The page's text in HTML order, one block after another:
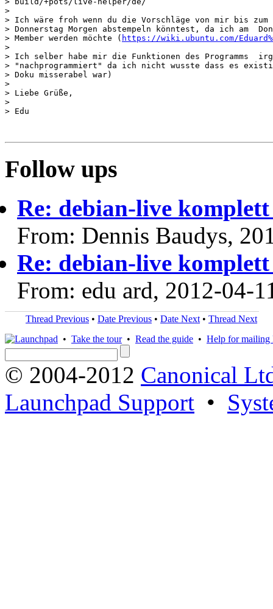
>
> Ich wäre froh wenn du die Vorschläge von mir bis
> Donnerstag Morgen abstempeln könntest, da ich am
> Member werden möchte ( https://wiki.ubuntu.com/
>
> Ich selber habe mir die Funktionen des Programms
> "nachprogrammiert" da ich nicht wusste dass es
> Doku misserabel war)
>
> Liebe Grüße,
>
> Edu
Follow ups
Re: debian-live
From: Dennis Baudys,
Re: debian-live
From: edu ard, 2012-04-
Thread Previous • Date Previous • Date Next • Thread Next
• Take the tour• Read the guide • Help for mailing
© 2004-2012 Canonical
Launchpad Support •